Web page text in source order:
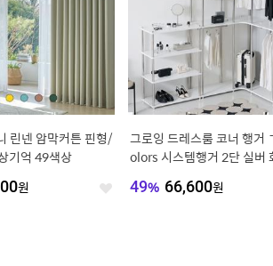
린넨 암막커튼 핀형/
기억 49색상
원 좋
그로잉 드레스룸 코너 행거
olors 시스템행거 2단 실버
49% 66,600원